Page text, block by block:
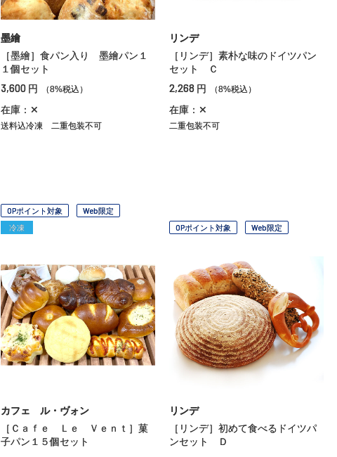
墨繪
［墨繪］食パン入り 墨繪パン１
１個セット
3,600 円 （8%税込）
在庫：✕
送料込冷凍 二重包装不可
リンデ
［リンデ］素朴な味のドイツパン
セット Ｃ
2,268 円 （8%税込）
在庫：✕
二重包装不可
OPポイント対象
Web限定
冷凍
カフェ ル・ヴォン
［Ｃａｆｅ Ｌｅ Ｖｅｎｔ］菓
子パン１５個セット
OPポイント対象 Web限定
リンデ
［リンデ］初めて食べるドイツパ
ンセット Ｄ